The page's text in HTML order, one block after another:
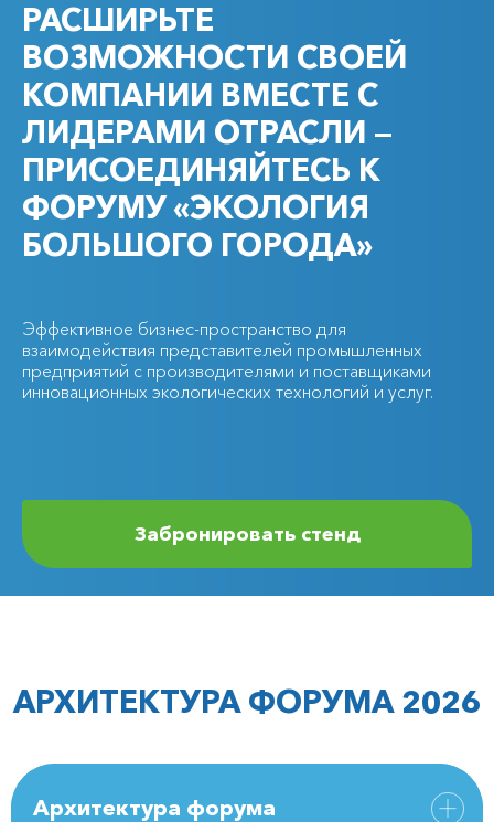
РАСШИРЬТЕ
ВОЗМОЖНОСТИ СВОЕЙ
КОМПАНИИ ВМЕСТЕ С
ЛИДЕРАМИ ОТРАСЛИ —
ПРИСОЕДИНЯЙТЕСЬ К
ФОРУМУ «ЭКОЛОГИЯ
БОЛЬШОГО ГОРОДА»
Эффективное бизнес-пространство для
взаимодействия представителей промышленных
предприятий с производителями и поставщиками
инновационных экологических технологий и услуг.
Забронировать стенд
АРХИТЕКТУРА ФОРУМА 2026
Архитектура форума